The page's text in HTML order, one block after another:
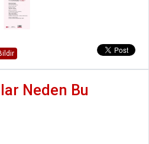
Neden Bu